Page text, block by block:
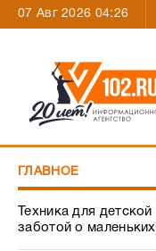
07 Авг 2026 04:26
ГЛАВНОЕ
Техника для
заботой о